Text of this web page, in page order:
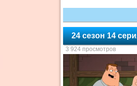
24 сезон 14
3 924 просмотров